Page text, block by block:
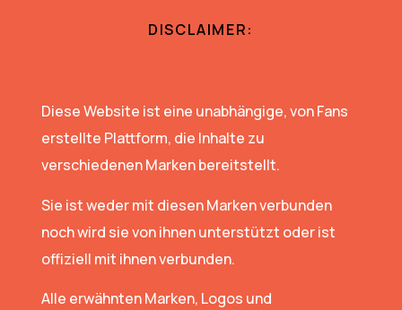
DISCLAIMER:
Diese Website ist eine unabhängige, von Fans
erstellte Plattform, die Inhalte zu
verschiedenen Marken bereitstellt.
Sie ist weder mit diesen Marken verbunden
noch wird sie von ihnen unterstützt oder ist
offiziell mit ihnen verbunden.
Alle erwähnten Marken, Logos und